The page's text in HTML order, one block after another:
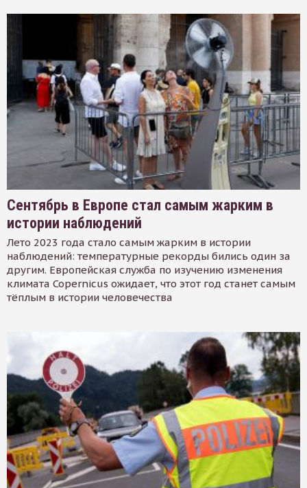
Сентябрь в Европе стал самым жарким в
истории наблюдений
Лето 2023 года стало самым жарким в истории
наблюдений: температурные рекорды бились один за
другим. Европейская служба по изучению изменения
климата Copernicus ожидает, что этот год станет самым
тёплым в истории человечества